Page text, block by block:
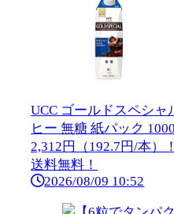
UCC ゴールドスペシャ
ヒー 無糖 紙パック
2,312円（192.7円/本）
送料無料！
2026/08/09 10:52